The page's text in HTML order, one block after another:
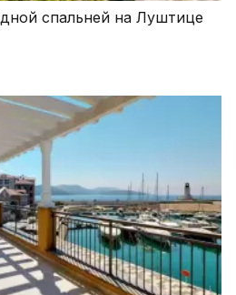
спальней на Луштице